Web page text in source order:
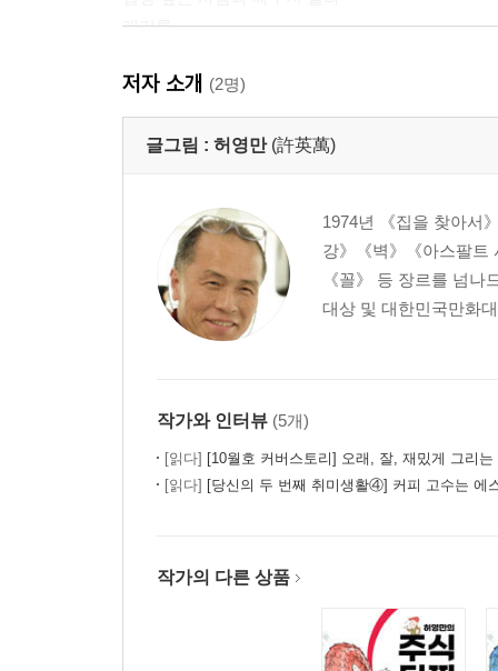
개기름
개코
코털은 잘 다듬으라
콧구멍은 가슴의 통로
실력과 재복은 정비례하지 않는다
생강 한 배 다 먹고 맵다는 말 한마디 없다
복은 마음에 있다 음탕한 기운
인중은 수명과 자손
십인십색, 백인백색
인중이 좋으면 자손 욕심이 많다
들린 입술 입은 알고 있다
보라색 입술
여자의 일생
되는 일이 없으면 도와줄 수도 없다
저자 소개 (2명)
글그림 : 허영만 (許英萬)
1974년 《집을 찾아서
강》《벽》《아스팔트
《꼴》 등 장르를 넘
대상 및 대한민국만화
작가와 인터뷰 (5개)
[읽다] [10월호 커버스토리] 오래, 잘, 재밌게 그리는
[읽다] [당신의 두 번째 취미생활④] 커피 고수는 에스프레소만 마실까? -
작가의 다른 상품